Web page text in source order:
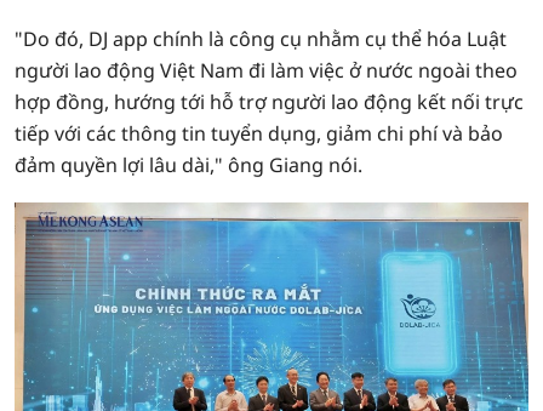
"Do đó, DJ app chính là công cụ nhằm cụ thể hóa Luật
người lao động Việt Nam đi làm việc ở nước ngoài theo
hợp đồng, hướng tới hỗ trợ người lao động kết nối trực
tiếp với các thông tin tuyển dụng, giảm chi phí và bảo
đảm quyền lợi lâu dài," ông Giang nói.